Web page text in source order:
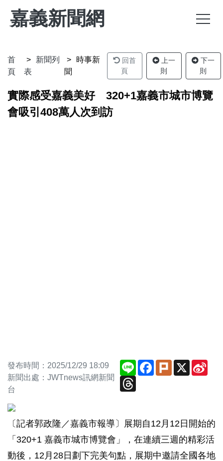
嘉義新聞網
首
頁
新聞列
表
時事新
聞
回首
頁
上一
則
下一
則
實際感受嘉義美好 320+1嘉義市城市博覽
會吸引408萬人次到訪
發布時間：2025/12/29 18:09
新聞出處：JWTnews訊網新聞
台
Line Facebook
PlurkX
Threads
〔記者郭政隆／嘉義市報導〕展期自12月12日開始的
「320+1 嘉義市城市博覽會」，在連續三週的精彩活
動後，12月28日劃下完美句點，展期中邀請全國各地